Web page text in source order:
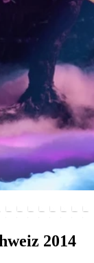
2014